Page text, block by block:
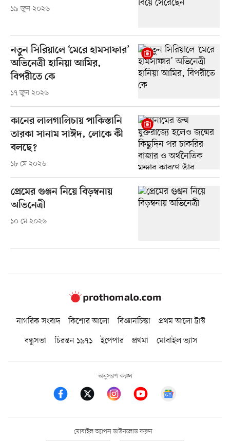
১৯ জুন ২০২৬
নতুন সিরিয়ালে ‘মেরে হামসাফার’
অভিনেত্রী হানিয়া আমির,
বিপরীতে কে
১৭ জুন ২০২৬
কানের লালগালিচায় পাকিস্তানি
তারকা সানাম সাঈদ, লোকে কী
বলছে?
১৮ মে ২০২৬
প্রেমের গুঞ্জন নিয়ে বিড়ম্বনায়
অভিনেত্রী
১০ মে ২০২৬
নাগরিক সংবাদ কিশোর আলো বিজ্ঞানচিন্তা
প্রথম আলো ট্রাস্ট
বন্ধুসভা
চিরন্তন ১৯৭১ ইপেপার প্রথমা মোবাইল ভ্যাস
অনুসরণ করুন
মোবাইল অ্যাপস ডাউনলোড করুন